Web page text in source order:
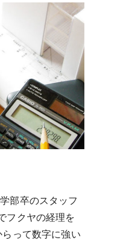
部卒のスタッフ
フクヤの経理を
って数字に強い